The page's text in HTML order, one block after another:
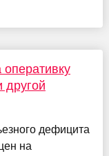
другой
дефицита
на